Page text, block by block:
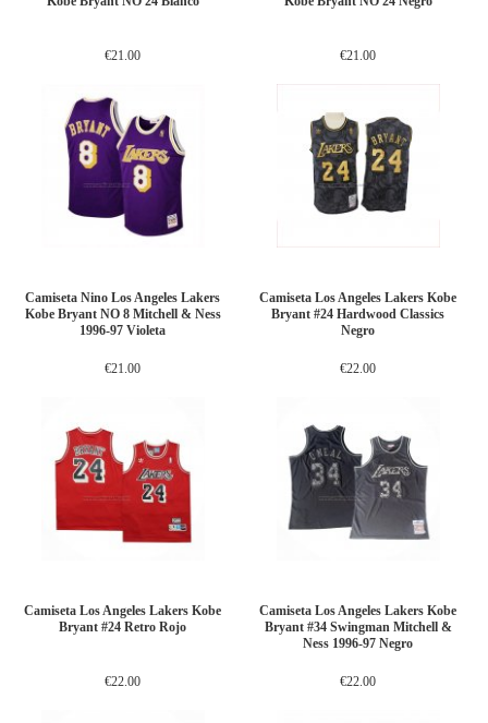
€21.00 €21.00
Camiseta Nino Los Angeles Lakers
Kobe Bryant NO 8 Mitchell & Ness
1996-97 Violeta
€21.00
Camiseta Los Angeles Lakers Kobe
Bryant #24 Hardwood Classics
Negro
€22.00
Camiseta Los Angeles Lakers Kobe
Bryant #24 Retro Rojo
€22.00
Camiseta Los Angeles Lakers Kobe
Bryant #34 Swingman Mitchell &
Ness 1996-97 Negro
€22.00